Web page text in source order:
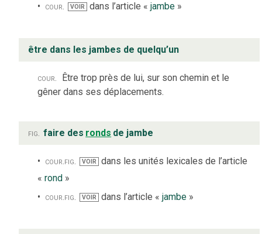
cour.
VOIR dans l’article « jambe»
être dans les jambes de quelqu’un
cour.
Être trop près de lui, sur son chemin et le
gêner dans ses déplacements.
fig. faire des ronds de jambe
cour.fig. VOIR
dans les unités lexicales de l’article
« rond »
cour.fig. VOIR dans l’article « jambe»